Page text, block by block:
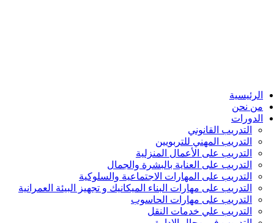
الرئيسية
من نحن
الدورات
التدريب القانوني
التدريب المهني للتربويين
التدريب على الأعمال المنزلية
التدريب على العناية بالبشرة والجمال
التدريب على المهارات الاجتماعية والسلوكية
التدريب على مهارات البناء الميكانيك و تجهيز البيئة العمرانية
التدريب على مهارات الحاسوب
التدريب علي خدمات النقل